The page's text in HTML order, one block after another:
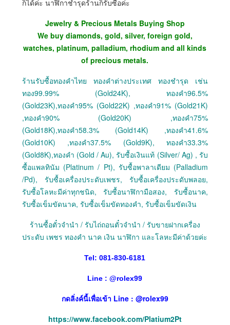
ก็ได้ค่ะ นาฬิกาชำรุดร้านก็รับซื้อค่ะ
Jewelry & Precious Metals Buying Shop
We buy diamonds, gold, silver, foreign gold,
watches, platinum, palladium, rhodium and all kinds
of precious metals.
ร้านรับซื้อทองคำไทย ทองคำต่างประเทศ ทองชำรุด เช่น
ทอง99.99% (Gold24K), ทองคำ96.5%
(Gold23K),ทองคำ95% (Gold22K) ,ทองคำ91% (Gold21K)
,ทองคำ90% (Gold20K) ,ทองคำ75%
(Gold18K),ทองคำ58.3% (Gold14K) ,ทองคำ41.6%
(Gold10K) ,ทองคำ37.5% (Gold9K), ทองคำ33.3%
(Gold8K),ทองคำ (Gold / Au), รับซื้อเงินแท้ (Silver/ Ag) , รับ
ซื้อแพลทินัม (Platinum / Pt), รับซื้อพาลาเดียม (Palladium
/Pd), รับซื้อเครื่องประดับเพชร, รับซื้อเครื่องประดับพลอย,
รับซื้อโลหะมีค่าทุกชนิด, รับซื้อนาฬิกามือสอง, รับซื้อนาค,
รับซื้อเข็มขัดนาค, รับซื้อเข็มขัดทองคำ, รับซื้อเข็มขัดเงิน
ร้านซื้อตั๋วจำนำ / รับไถ่ถอนตั๋วจำนำ / รับขายฝากเครื่อง
ประดับ เพชร ทองคำ นาค เงิน นาฬิกา และโลหะมีค่าด้วยค่ะ
Tel: 081-830-6181
Line : @rolex99
กดลิ่งค์นี้เพื่อเข้า Line : @rolex99
https://www.facebook.com/Platium2Pt